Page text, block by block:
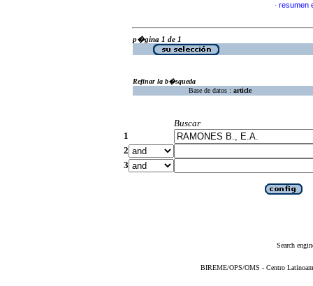
· resumen
p�gina 1 de 1
Refinar la b�squeda
Base de datos : article
Buscar
1
2
3
Search
BIREME/OPS/OMS - Centro